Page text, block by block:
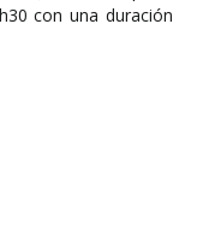
con una duración